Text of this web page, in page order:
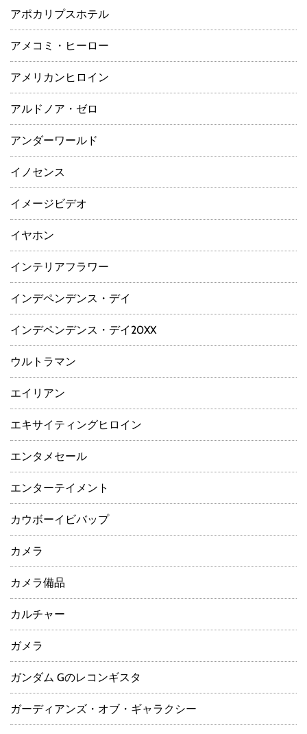
アポカリプスホテル
アメコミ・ヒーロー
アメリカンヒロイン
アルドノア・ゼロ
アンダーワールド
イノセンス
イメージビデオ
イヤホン
インテリアフラワー
インデペンデンス・デイ
インデペンデンス・デイ20XX
ウルトラマン
エイリアン
エキサイティングヒロイン
エンタメセール
エンターテイメント
カウボーイビバップ
カメラ
カメラ備品
カルチャー
ガメラ
ガンダム Gのレコンギスタ
ガーディアンズ・オブ・ギャラクシー